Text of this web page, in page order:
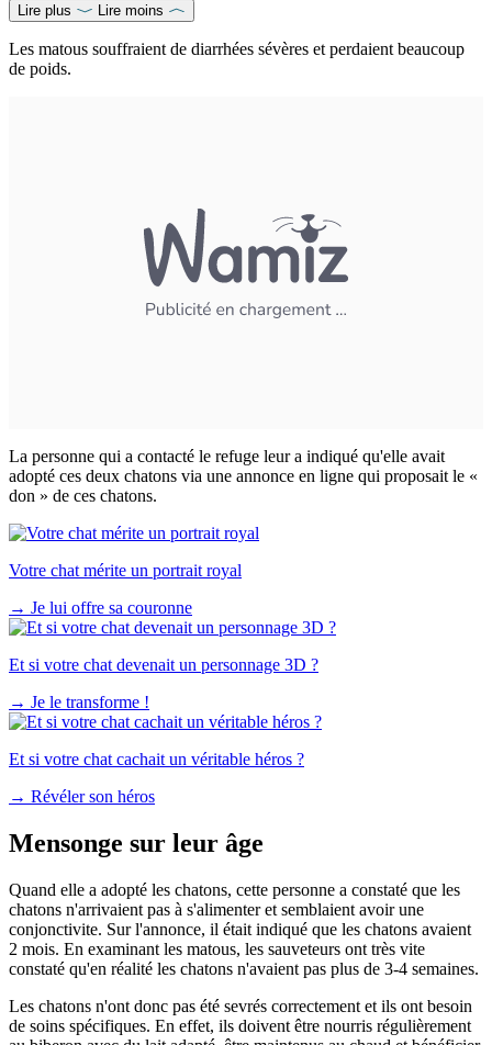
Lire plus Lire moins
Les matous souffraient de diarrhées sévères et perdaient beaucoup
de poids.
La personne qui a contacté le refuge leur a indiqué qu'elle avait
adopté ces deux chatons via une annonce en ligne qui proposait le «
don » de ces chatons.
Votre chat mérite un portrait royal
→ Je lui offre sa couronne
Et si votre chat devenait un personnage 3D ?
→ Je le transforme !
Et si votre chat cachait un véritable héros ?
→ Révéler son héros
Mensonge sur leur âge
Quand elle a adopté les chatons, cette personne a constaté que les
chatons n'arrivaient pas à s'alimenter et semblaient avoir une
conjonctivite. Sur l'annonce, il était indiqué que les chatons avaient
2 mois. En examinant les matous, les sauveteurs ont très vite
constaté qu'en réalité les chatons n'avaient pas plus de 3-4 semaines.
Les chatons n'ont donc pas été sevrés correctement et ils ont besoin
de soins spécifiques. En effet, ils doivent être nourris régulièrement